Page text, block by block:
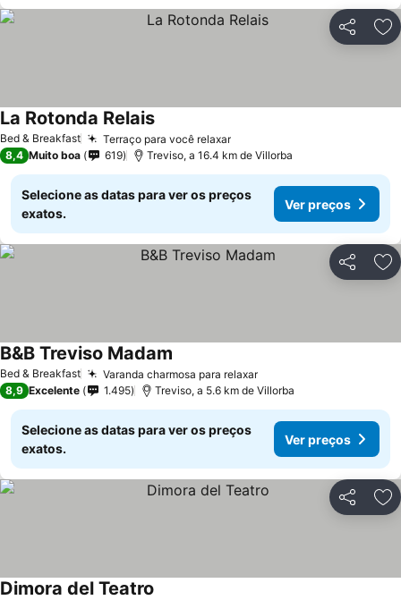
Partilhar
Bed & Breakfast Terraço para você relaxarVer preços
La Rotonda RelaisVer preços
8,4 Muito boa 619 Treviso, a 16.4 km de Villorba
Selecione as datas para ver os preços
exatos.
Ver preços
Partilhar
Bed & Breakfast Varanda charmosa para relaxarVer preços
B&B Treviso Madam
8,9 Excelente 1.495 Treviso, a 5.6 km de Villorba
Selecione as datas para ver os preços
exatos.
Ver preços
Partilhar
Dimora del Teatro